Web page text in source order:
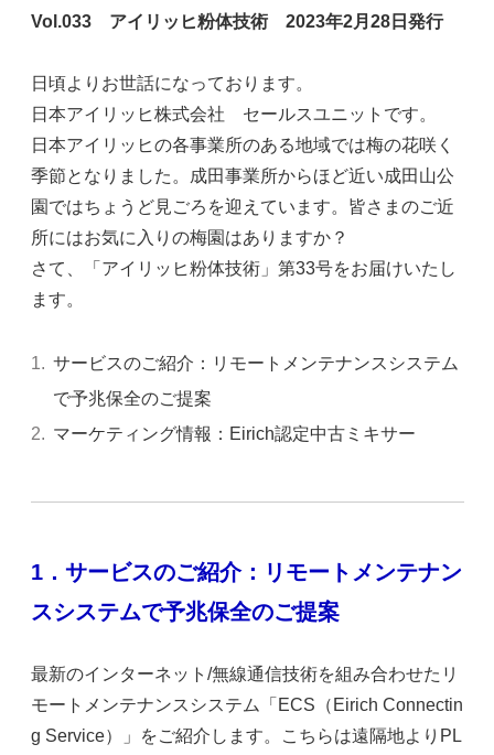
Vol.033 アイリッヒ粉体技術 2023年2月28日発行
日頃より お世話になっております。
日本アイリッヒ株式会社 セールスユニットです。
日本アイリッヒの各事業所のある地域では梅の花咲く
季節となりました。成田事業所からほど近い成田山公
園ではちょうど見ごろを迎えています。皆さまのご近
所にはお気に入りの梅園はありますか？
さて、「アイリッヒ粉体技術」第33号をお届けいたし
ます。
サービスのご紹介：リモートメンテナンスシステム
で予兆保全のご提案
マーケティング情報：Eirich認定中古ミキサー
1．サービスのご紹介：リモートメンテナン
スシステムで予兆保全のご提案
最新のインターネット/無線通信技術を組み合わせたリ
モートメンテナンスシステム「ECS（Eirich Connectin
g Service）」をご紹介します。こちらは遠隔地よりPL